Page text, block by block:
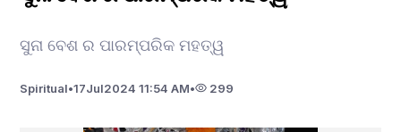
ସୁନା ବେଶ ର ପାରମ୍ପରିକ ମହତ୍ୱ
Spiritual•17Jul2024 11:54 AM• 299